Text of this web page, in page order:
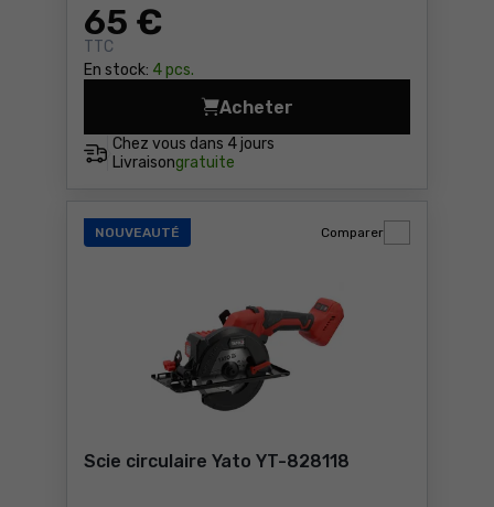
65 €
TTC
En stock: 4 pcs.
Chez vous dans 4 jours
Livraisongratuite
Acheter
Scie sabre Einhell TE-AP
NOUVEAUTÉ
Scie circulaire Yato YT-828118
Comparer